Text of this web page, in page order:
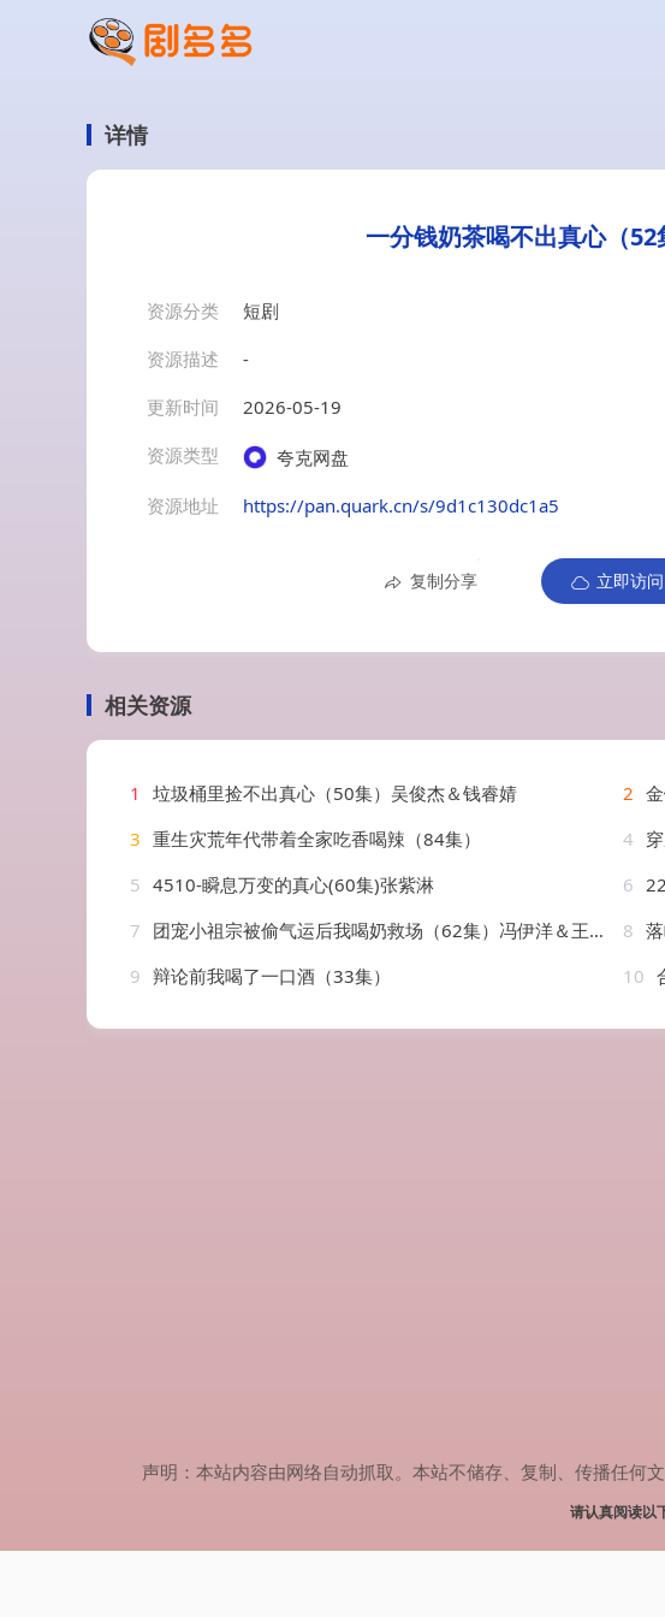
详情
一分钱奶茶喝不出真心（
资源分类
短剧
资源描述
-
更新时间
2026-05-19
资源类型
夸克网盘
资源地址
https://pan.quark.cn/s/9d1c130dc1a5
复制分享 立即访问
相关资源
1 垃圾桶里捡不出真心（50集）吴俊杰＆钱睿婧 2
3 重生灾荒年代带着全家吃香喝辣（84集） 4
5 4510-瞬息万变的真心(60集)张紫淋 6
7 团宠小祖宗被偷气运后我喝奶救场（62集）冯伊洋＆王佳迪&谢梦婷&李灼一 8 落
9 辩论前我喝了一口酒（33集） 10
声明：本站内容由网络自动抓取。本站不储存、复制、传播任何
请认真阅读以